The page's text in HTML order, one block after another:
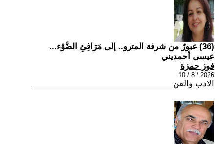
(36) عبورٌ من شرفة المترو.. إلى مَرَافِئِ الضَّوْء...
عيسى أحمديني
فوز حمزة
2026 / 8 / 10
الادب والفن